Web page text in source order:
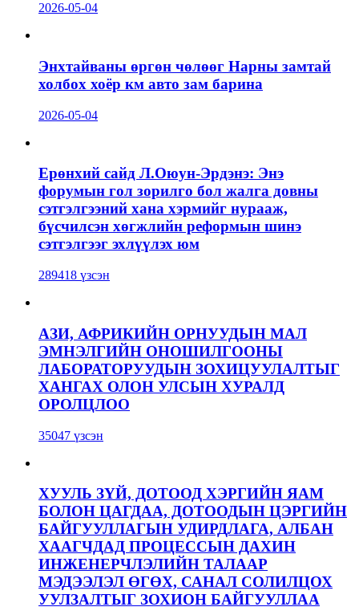
2026-05-04
Энхтайваны өргөн чөлөөг Нарны замтай
холбох хоёр км авто зам барина
2026-05-04
Ерөнхий сайд Л.Оюун-Эрдэнэ: Энэ
форумын гол зорилго бол жалга довны
сэтгэлгээний хана хэрмийг нурааж,
бүсчилсэн хөгжлийн реформын шинэ
сэтгэлгээг эхлүүлэх юм
289418 үзсэн
АЗИ, АФРИКИЙН ОРНУУДЫН МАЛ
ЭМНЭЛГИЙН ОНОШИЛГООНЫ
ЛАБОРАТОРУУДЫН ЗОХИЦУУЛАЛТЫГ
ХАНГАХ ОЛОН УЛСЫН ХУРАЛД
ОРОЛЦЛОО
35047 үзсэн
ХУУЛЬ ЗҮЙ, ДОТООД ХЭРГИЙН ЯАМ
БОЛОН ЦАГДАА, ДОТООДЫН ЦЭРГИЙН
БАЙГУУЛЛАГЫН УДИРДЛАГА, АЛБАН
ХААГЧДАД ПРОЦЕССЫН ДАХИН
ИНЖЕНЕРЧЛЭЛИЙН ТАЛААР
МЭДЭЭЛЭЛ ӨГӨХ, САНАЛ СОЛИЛЦОХ
УУЛЗАЛТЫГ ЗОХИОН БАЙГУУЛЛАА